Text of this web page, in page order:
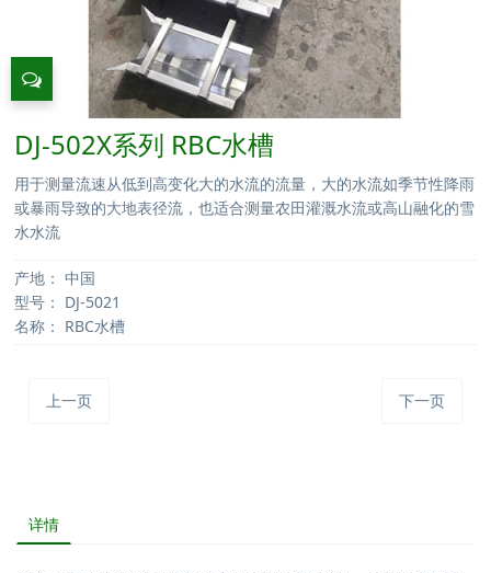
DJ-502X系列 RBC水槽
用于测量流速从低到高变化大的水流的流量，大的水流如季节性降雨
或暴雨导致的大地表径流，也适合测量农田灌溉水流或高山融化的雪
水水流
产地： 中国
型号： DJ-5021
名称： RBC水槽
上一页 下一页
详情